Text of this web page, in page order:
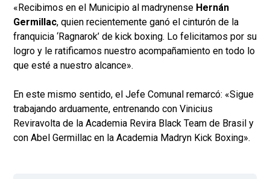
«Recibimos en el Municipio al madrynense Hernán
Germillac, quien recientemente ganó el cinturón de la
franquicia ‘Ragnarok’ de kick boxing. Lo felicitamos por su
logro y le ratificamos nuestro acompañamiento en todo lo
que esté a nuestro alcance».
En este mismo sentido, el Jefe Comunal remarcó: «Sigue
trabajando arduamente, entrenando con Vinicius
Reviravolta de la Academia Revira Black Team de Brasil y
con Abel Germillac en la Academia Madryn Kick Boxing».